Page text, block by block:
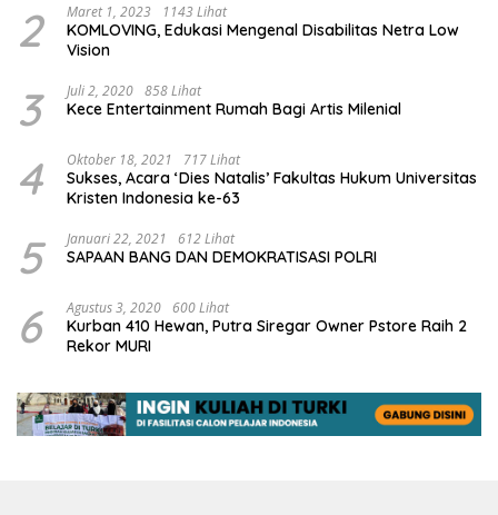
2 Maret 1, 2023 1143 Lihat
KOMLOVING, Edukasi Mengenal Disabilitas Netra Low
Vision
3 Juli 2, 2020 858 Lihat
Kece Entertainment Rumah Bagi Artis Milenial
4 Oktober 18, 2021 717 Lihat
Sukses, Acara ‘Dies Natalis’ Fakultas Hukum Universitas
Kristen Indonesia ke-63
5 Januari 22, 2021 612 Lihat
SAPAAN BANG DAN DEMOKRATISASI POLRI
6 Agustus 3, 2020 600 Lihat
Kurban 410 Hewan, Putra Siregar Owner Pstore Raih 2
Rekor MURI